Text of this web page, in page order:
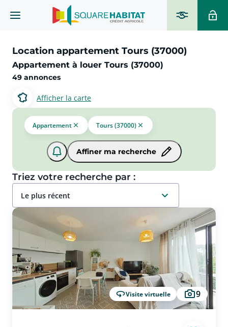
Location appartement Tours (37000)
Appartement à louer Tours (37000)
49 annonces
Afficher la carte
Appartement Tours (37000)
Affiner ma recherche
Triez votre recherche par :
le plus récent
Visite virtuelle 9